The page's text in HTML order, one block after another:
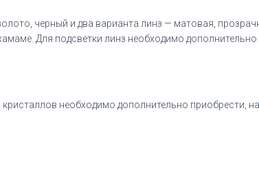
черный и два варианта линз — матовая,
Для подсветки линз необходимо
необходимо дополнительно приобрести,